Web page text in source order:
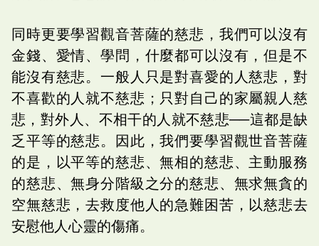
同時更要學習觀音菩薩的慈悲，我們可以沒有
金錢、愛情、學問，什麼都可以沒有，但是不
能沒有慈悲。一般人只是對喜愛的人慈悲，對
不喜歡的人就不慈悲；只對自己的家屬親人慈
悲，對外人、不相干的人就不慈悲──這都是缺
乏平等的慈悲。因此，我們要學習觀世音菩薩
的是，以平等的慈悲、無相的慈悲、主動服務
的慈悲、無身分階級之分的慈悲、無求無貪的
空無慈悲，去救度他人的急難困苦，以慈悲去
安慰他人心靈的傷痛。